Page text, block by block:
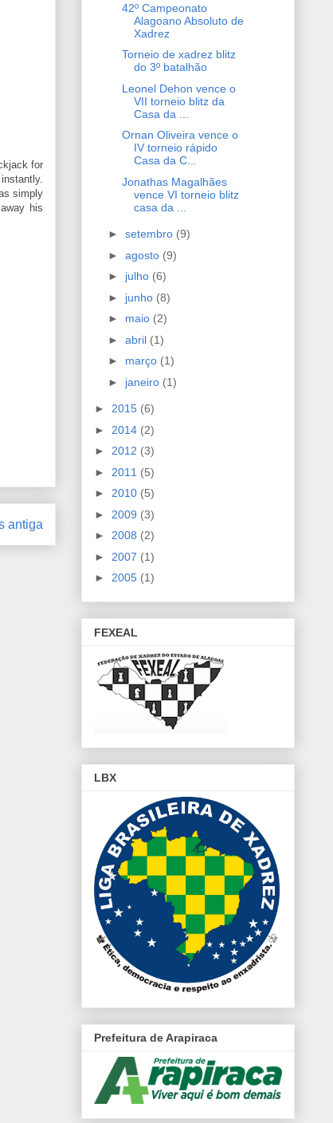
for
simply
his
antiga
42º Campeonato
Alagoano Absoluto de
Xadrez
Torneio de xadrez blitz
do 3º batalhão
Leonel Dehon vence o
VII torneio blitz da
Casa da ...
Ornan Oliveira vence o
IV torneio rápido
Casa da C...
Jonathas Magalhães
vence VI torneio blitz
casa da ...
► setembro (9)
► agosto (9)
► julho (6)
► junho (8)
► maio (2)
► abril (1)
► março (1)
► janeiro (1)
► 2015 (6)
► 2014 (2)
► 2012 (3)
► 2011 (5)
► 2010 (5)
► 2009 (3)
► 2008 (2)
► 2007 (1)
► 2005 (1)
FEXEAL
LBX
Prefeitura de Arapiraca